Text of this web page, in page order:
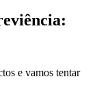
e vamos tentar